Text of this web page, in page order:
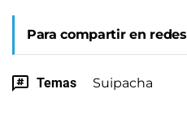
Para compartir en redes
Temas Suipacha